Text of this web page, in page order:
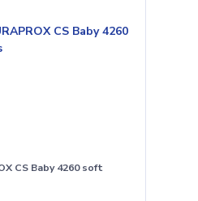
CS Baby 4260 soft